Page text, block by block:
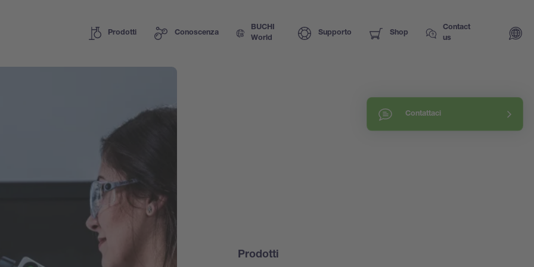
Prodotti Conoscenza
BUCHI
World
Supporto Shop
Contact
us
Contattaci
Prodotti